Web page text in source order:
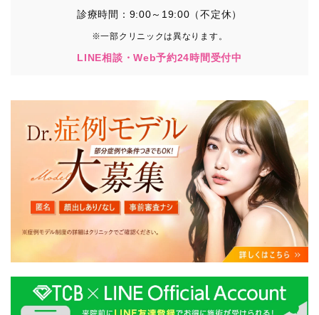
診療時間：9:00～19:00（不定休）
※一部クリニックは異なります。
LINE相談・Web予約24時間受付中